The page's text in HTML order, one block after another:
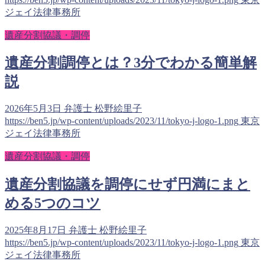
ジェイ法律事務所
遺産分割協議・調停
遺産分割調停とは？3分でわかる簡単解
説
2026年5月3日 弁護士 松野絵里子
https://ben5.jp/wp-content/uploads/2023/11/tokyo-j-logo-1.png 東京
ジェイ法律事務所
遺産分割協議・調停
遺産分割協議を調停にせず円満にまと
める5つのコツ
2025年8月17日 弁護士 松野絵里子
https://ben5.jp/wp-content/uploads/2023/11/tokyo-j-logo-1.png 東京
ジェイ法律事務所